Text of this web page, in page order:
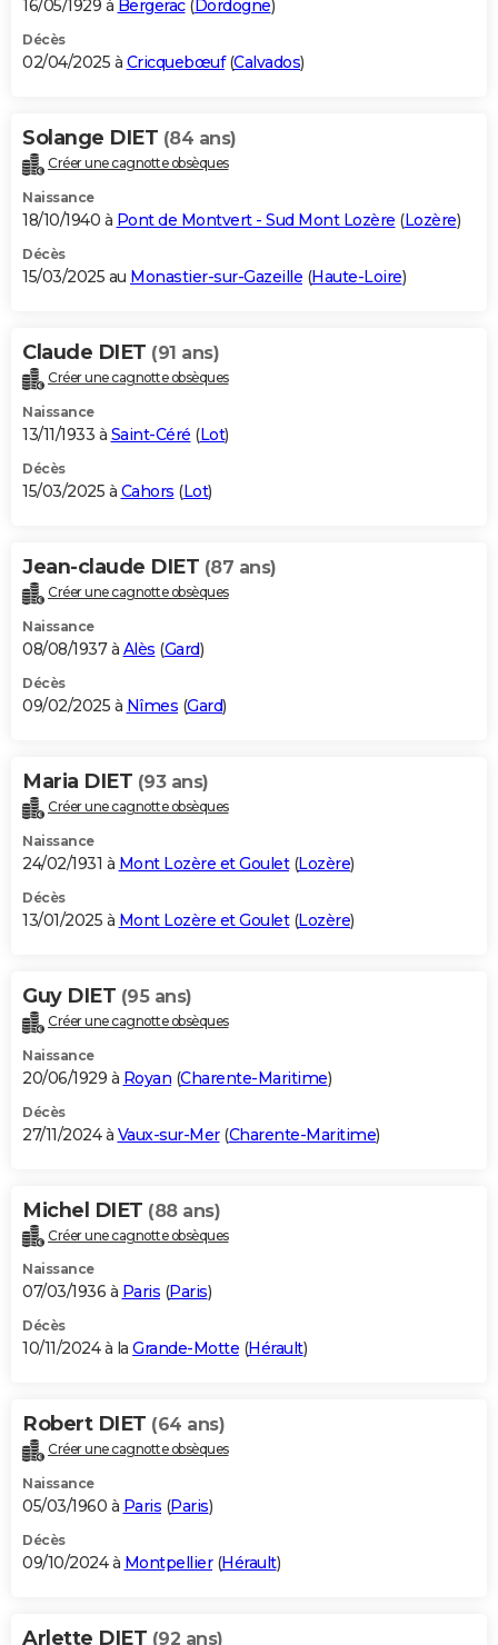
16/05/1929 à Bergerac( Dordogne)
Décès
02/04/2025 à Cricquebœuf(Calvados)
Solange DIET (84 ans)
Créer une cagnotte obsèques
Naissance
18/10/1940 à Pont de Montvert - Sud Mont Lozère (Lozère)
Décès
15/03/2025 au Monastier-sur-Gazeille (Haute-Loire)
Claude DIET (91 ans)
Créer une cagnotte obsèques
Naissance
13/11/1933 à Saint-Céré (Lot)
Décès
15/03/2025 à Cahors (Lot)
Jean-claude DIET (87 ans)
Créer une cagnotte obsèques
Naissance
08/08/1937 à Alès (Gard)
Décès
09/02/2025 à Nîmes (Gard)
Maria DIET (93 ans)
Créer une cagnotte obsèques
Naissance
24/02/1931 à Mont Lozère et Goulet(Lozère)
Décès
13/01/2025 à Mont Lozère et Goulet(Lozère)
Guy DIET (95 ans)
Créer une cagnotte obsèques
Naissance
20/06/1929 à Royan (Charente-Maritime)
Décès
27/11/2024 à Vaux-sur-Mer(Charente-Maritime)
Michel DIET (88 ans)
Créer une cagnotte obsèques
Naissance
07/03/1936 à Paris (Paris)
Décès
10/11/2024 à la Grande-Motte (Hérault)
Robert DIET (64 ans)
Créer une cagnotte obsèques
Naissance
05/03/1960 à Paris (Paris)
Décès
09/10/2024 à Montpellier(Hérault)
Arlette DIET (92 ans)